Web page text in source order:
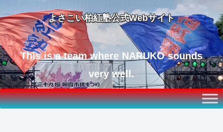
よさこい柏紅塾公式Webサイト
This is a team where NARUKO sounds
very well.